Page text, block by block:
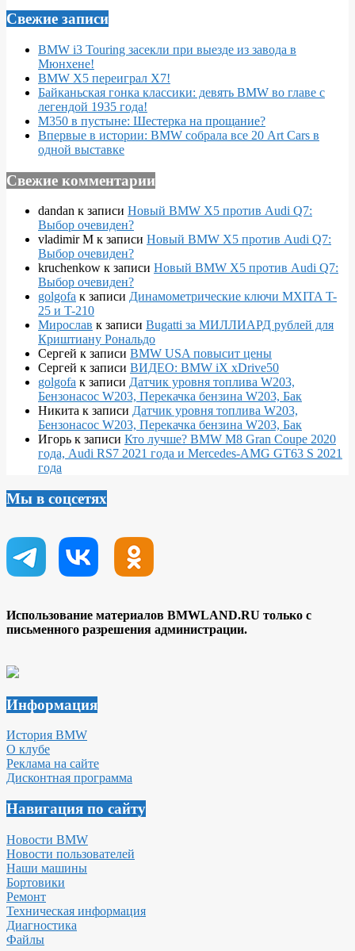
Свежие записи
BMW i3 Touring засекли при выезде из завода в
Мюнхене!
BMW X5 переиграл X7!
Байканьская гонка классики: девять BMW во главе с
легендой 1935 года!
M350 в пустыне: Шестерка на прощание?
Впервые в истории: BMW собрала все 20 Art Cars в
одной выставке
Свежие комментарии
dandan к записи Новый BMW X5 против Audi Q7:
Выбор очевиден?
vladimir M к записи Новый BMW X5 против Audi Q7:
Выбор очевиден?
kruchenkow к записи Новый BMW X5 против Audi Q7:
Выбор очевиден?
golgofa к записи Динамометрические ключи MXITA T-
25 и T-210
Мирослав к записи Bugatti за МИЛЛИАРД рублей для
Криштиану Рональдо
Сергей к записи BMW USA повысит цены
Сергей к записи ВИДЕО: BMW iX xDrive50
golgofa к записи Датчик уровня топлива W203,
Бензонасос W203, Перекачка бензина W203, Бак
Никита к записи Датчик уровня топлива W203,
Бензонасос W203, Перекачка бензина W203, Бак
Игорь к записи Кто лучше? BMW M8 Gran Coupe 2020
года, Audi RS7 2021 года и Mercedes-AMG GT63 S 2021
года
Мы в соцсетях
Использование материалов BMWLAND.RU только с
письменного разрешения администрации.
Информация
История BMW
О клубе
Реклама на сайте
Дисконтная программа
Навигация по сайту
Новости BMW
Новости пользователей
Наши машины
Бортовики
Ремонт
Техническая информация
Диагностика
Файлы